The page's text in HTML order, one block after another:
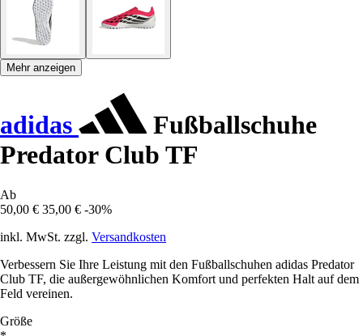
Mehr anzeigen
adidas
Fußballschuhe
Predator Club TF
Ab
50,00 € 35,00 € -30%
inkl. MwSt. zzgl. Versandkosten
Verbessern Sie Ihre Leistung mit den Fußballschuhen adidas Predator
Club TF, die außergewöhnlichen Komfort und perfekten Halt auf dem
Feld vereinen.
Größe